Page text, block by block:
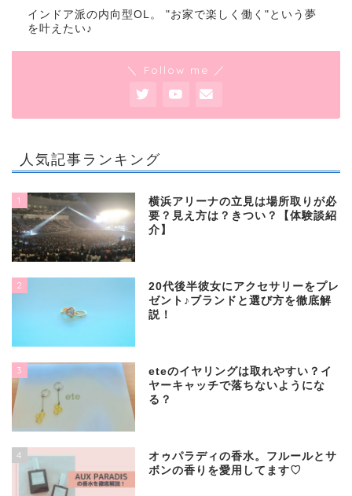
インドア派の内向型OL。 "お家で楽しく働く"という夢
を叶えたい♪
＼ Follow me ／
人気記事ランキング
1
横浜アリーナの立見は場所取りが必
要？見え方は？きつい？【体験談紹
介】
2
20代後半彼女にアクセサリーをプレ
ゼント♪ブランドと選び方を徹底解
説！
3
eteのイヤリングは取れやすい？イ
ヤーキャッチで落ちないようにな
る？
4
オゥパラディの香水。フルールとサ
ボンの香りを愛用してます♡